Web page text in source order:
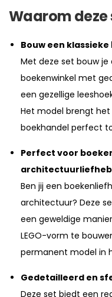
Waarom deze
Bouw een
Met deze set bouw
boekenwinkel met
een gezellige
Het model brengt
boekhandel perfect
Perfect voor
Ben jij een
architectuur? Deze
een geweldige
LEGO-vorm te
permanent model in
Gedetailleerd en
Deze set biedt een